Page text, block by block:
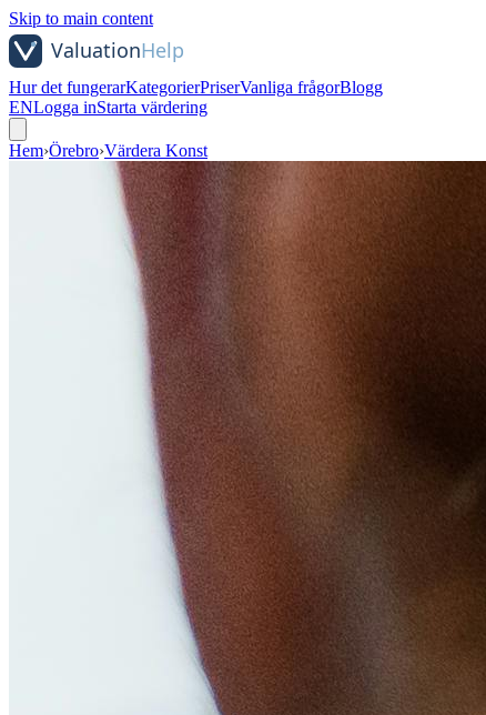
Skip to main content
Hur det fungerarKategorierPriserVanliga frågorBlogg
ENLogga inStarta värdering
Hem›Örebro›Värdera Konst